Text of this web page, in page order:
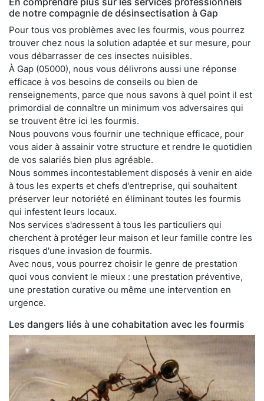
de notre compagnie de désinsectisation à Gap
Pour tous vos problèmes avec les fourmis, vous pourrez
trouver chez nous la solution adaptée et sur mesure, pour
vous débarrasser de ces insectes nuisibles.
À Gap (05000), nous vous délivrons aussi une réponse
efficace à vos besoins de conseils ou bien de
renseignements, parce que nous savons à quel point il est
primordial de connaître un minimum vos adversaires qui
se trouvent être ici les fourmis.
Nous pouvons vous fournir une technique efficace, pour
vous aider à assainir votre structure et rendre le quotidien
de vos salariés bien plus agréable.
Nous sommes incontestablement disposés à venir en aide
à tous les experts et chefs d'entreprise, qui souhaitent
préserver leur notoriété en éliminant toutes les fourmis
qui infestent leurs locaux.
Nos services s'adressent à tous les particuliers qui
cherchent à protéger leur maison et leur famille contre les
risques d'une invasion de fourmis.
Avec nous, vous pourrez choisir le genre de prestation
quoi vous convient le mieux : une prestation préventive,
une prestation curative ou même une intervention en
urgence.
Les dangers liés à une cohabitation avec les fourmis